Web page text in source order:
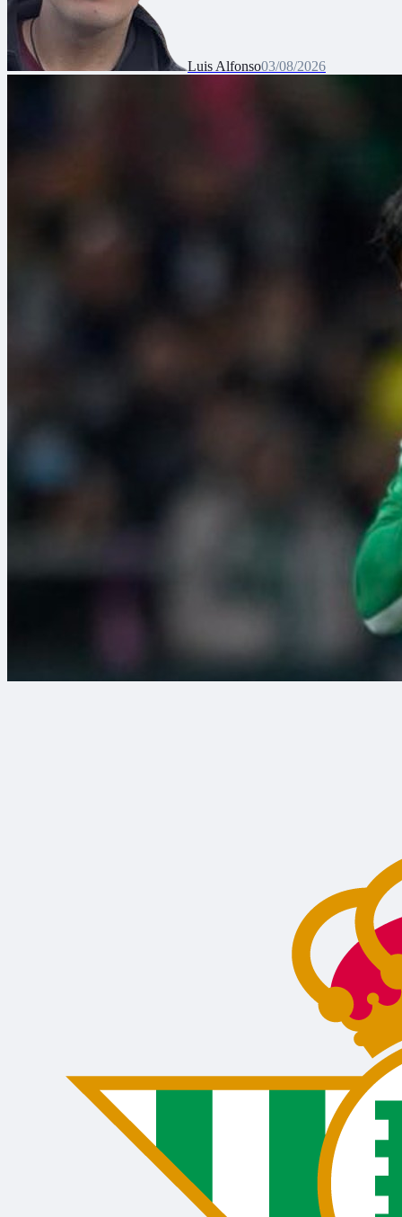
Luis Alfonso03/08/2026